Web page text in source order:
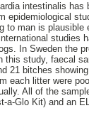
intestinalis has
epidemiological
to man is
studies
In Sweden the
this study, faecal
21 bitches
each litter were
All of the
a-Glo Kit) and an